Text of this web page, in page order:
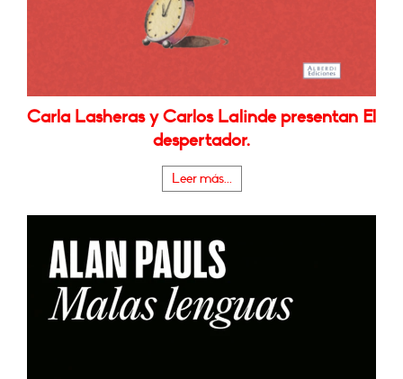
Carla Lasheras y Carlos Lalinde presentan El
despertador.
Leer más...